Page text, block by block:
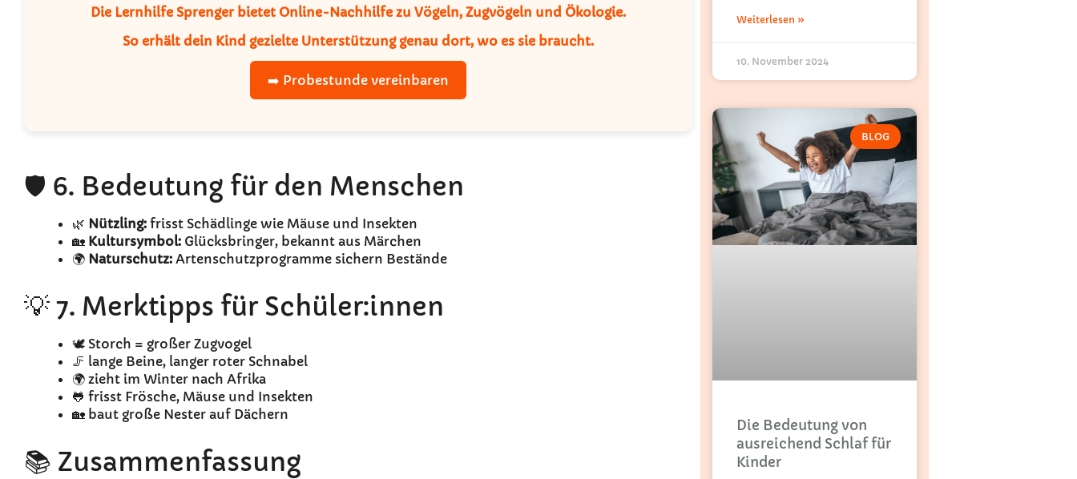
Die Lernhilfe Sprengerbietet Online-Nachhilfezu Vögeln, Zugvögeln und Ökologie.
So erhält dein Kind gezielte Unterstützung genau dort, wo es sie braucht.
➡️ Probestunde vereinbaren
🛡️ 6. Bedeutung für den Menschen
🌿 Nützling: frisst Schädlinge wie Mäuse und Insekten
🏡 Kultursymbol: Glücksbringer, bekannt aus Märchen
🌍 Naturschutz: Artenschutzprogramme sichern Bestände
💡 7. Merktipps für Schüler:innen
🕊️ Storch = großer Zugvogel
🦵 lange Beine, langer roter Schnabel
🌍 zieht im Winter nach Afrika
🐸 frisst Frösche, Mäuse und Insekten
🏡 baut große Nester auf Dächern
📚 Zusammenfassung
Weiterlesen »
10. November 2024
BLOG
Die Bedeutung von
ausreichend Schlaf für
Kinder